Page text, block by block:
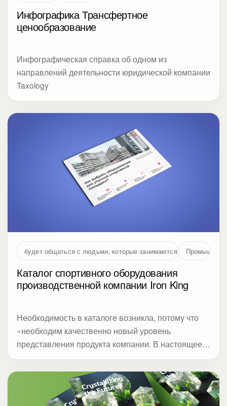
Инфографика Трансфертное
ценообразование
Инфографическая справка об одном из
направлений деятельности юридической компании
Taxology
будет общаться с людьми, которые занимаются
Каталог спортивного оборудования
производственной компании Iron King
Необходимость в каталоге возникла, потому что
«необходим качественно новый уровень
представления продукта компании. В настоящее
производственной компании смещается в сторону